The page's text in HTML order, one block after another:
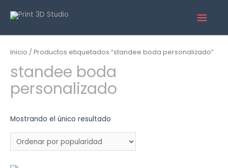
Inicio / Productos etiquetados “standee boda personalizado”
standee boda
personalizado
Mostrando el único resultado